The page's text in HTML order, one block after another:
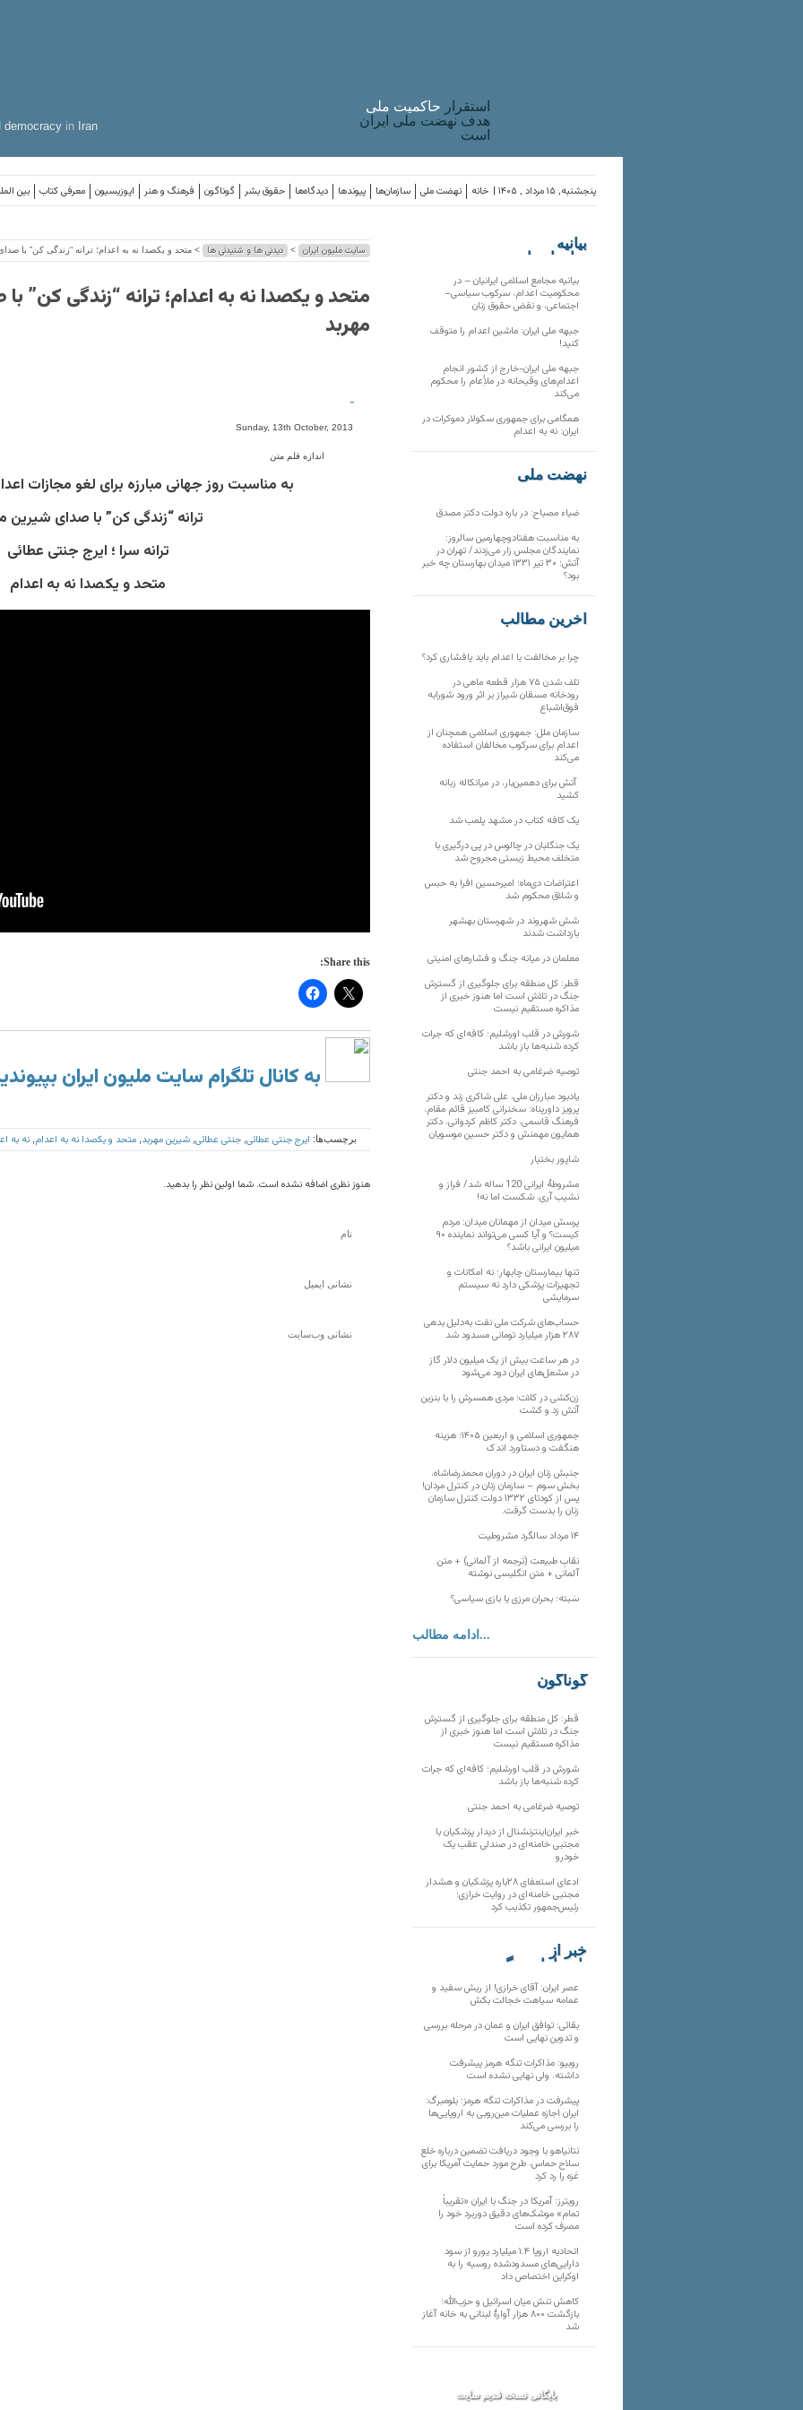
democracy in Iran
استقرار حاکميت ملی
هدف نهضت ملی ایران
است
بین معرفی کتاب اپوزیسیون فرهنگ و هنر گوناگون حقوق بشر دیدگاه‌ها پیوندها سازمان‌ها نهضت ملی خانه پنجشنبه, ۱۵ مرداد , ۱۴۰۵ |
سایت ملیون ایران > دیدنی ها و شنیدنی ها > متحد و یکصدا نه به اعدام؛ ترانه “زندگی کن” با
متحد و یکصدا نه به اعدام؛ ترانه “زندگی کن”
مهربد
-
Sunday, 13th October, 2013
اندازه قلم متن
به مناسبت روز جهانی مبارزه برای لغو مجازات اعدام 10 اکتبر ( 18
ترانه “زندگی کن” با صدای شیرین
ترانه سرا ؛ ایرج جنتی عطائی
متحد و یکصدا نه به اعدام
Share this:
به کانال تلگرام سایت ملیون ایران
برچسب‌ها: ایرج جنتی عطائی جنتی عطائی شیرین مهربد متحد و یکصدا نه به اعدام نه به
هنوز نظری اضافه نشده است. شما اولین نظر را بدهید.
بیانیه
سازمان‌های
بیانیه مجامع اسلامی ایرانیان – در
محکومیت اعدام، سرکوب سیاسی–
اجتماعی، و نقض حقوق زنان
جبهه ملی ایران: ماشین اعدام را متوقف
کنید!
جبهه ملی ایران-خارج از کشور انجام
اعدام‌های وقیحانه در ملأِعام را محکوم
می‌کند
همگامی برای جمهوری سکولار دموکرات در
ایران: نه به اعدام
نهضت ملی
ضیاء مصباح: در باره دولت دکتر مصدق
به مناسبت هفتادوچهارمین سالروز:
نمایندگان مجلس زار می‌زدند/ تهران در
آتش؛ ۳۰ تیر ۱۳۳۱ میدان بهارستان چه خبر
بود؟
آخرین مطالب
چرا بر مخالفت با اعدام باید پافشاری کرد؟
تلف شدن ۷۵ هزار قطعه ماهی در
رودخانه مسقان شیراز بر اثر ورود شورابه
فوق‌اشباع
سازمان ملل: جمهوری اسلامی همچنان از
اعدام برای سرکوب مخالفان استفاده
می‌کند
آتش برای دهمین‌بار، در میانکاله زبانه
کشید
یک کافه کتاب در مشهد پلمب شد
یک جنگلبان در چالوس در پی درگیری با
متخلف محیط زیستی مجروح شد
اعتراضات دی‌ماه؛ امیرحسین افرا به حبس
و شلاق محکوم شد
شش شهروند در شهرستان بهشهر
بازداشت شدند
معلمان در میانه جنگ و فشارهای امنیتی
قطر: کل منطقه برای جلوگیری از گسترش
جنگ در تلاش است اما هنوز خبری از
مذاکره مستقیم نیست
شورش در قلب اورشلیم؛ کافه‌ای که جرات
کرده شنبه‌ها باز باشد
توصیه ضرغامی به احمد جنتی
یادبود مبارزان ملی، علی شاکری زند و دکتر
پرویز داورپناه: سخنرانی کامبیز قائم مقام،
فرهنگ قاسمی، دکتر کاظم کردوانی، دکتر
همایون مهمنش و دکتر حسین موسویان
شاپور بختیار
مشروطۀ ایرانی 120 ساله شد/ فراز و
نشیب آری، شکست اما نه!
پرسش میدان از مهمانان میدان: مردم
کیست؟ و آیا کسی می‌تواند نماینده ۹۰
میلیون ایرانی باشد؟
تنها بیمارستان چابهار؛ نه امکانات و
تجهیزات پزشکی دارد نه سیستم
سرمایشی
حساب‌های شرکت ملی نفت به‌دلیل بدهی
۲۸۷ هزار میلیارد تومانی مسدود شد
در هر ساعت بیش از یک میلیون دلار گاز
در مشعل‌های ایران دود می‌شود
زن‌کشی در کلات؛ مردی همسرش را با بنزین
آتش زد و کشت
جمهوری اسلامی و اربعین ۱۴۰۵؛ هزینه
هنگفت و دستاورد اندک
جنبش زنان ایران در دوران محمدرضاشاه،
بخش سوم – سازمان زنان در کنترل مردان!
پس از کودتای ۱۳۳۲ دولت کنترل سازمان
زنان را بدست گرفت.
۱۴ مرداد سالگرد مشروطیت
نقابِ طبیعت (ترجمه از آلمانی) + متن
آلمانی + متن انگلیسی نوشته
سَبته؛ بحران مرزی یا بازی سیاسی؟
ادامه مطالب...
گوناگون
قطر: کل منطقه برای جلوگیری از گسترش
جنگ در تلاش است اما هنوز خبری از
مذاکره مستقیم نیست
شورش در قلب اورشلیم؛ کافه‌ای که جرات
کرده شنبه‌ها باز باشد
توصیه ضرغامی به احمد جنتی
خبر ایران‌اینترنشنال از دیدار پزشکیان با
مجتبی خامنه‌ای در صندلی عقب یک
خودرو
ادعای استعفای ۲۸باره پزشکیان و هشدار
مجتبی خامنه‌ای در روایت خرازی؛
رئیس‌جمهور تکذیب کرد
خبر از
تارنماهای دیگر
عصر ایران: آقای خرازی! از ریش سفید و
عمامه سیاهت خجالت بکش
بقائی: توافق ایران و عمان در مرحله بررسی
و تدوین نهایی است
روبیو: مذاکرات تنگه هرمز پیشرفت
داشته، ولی نهایی نشده است
پیشرفت در مذاکرات تنگه هرمز؛ بلومبرگ:
ایران اجازه عملیات مین‌روبی به اروپایی‌ها
را بررسی می‌کند
نتانیاهو با وجود دریافت تضمین درباره خلع
سلاح حماس، طرح مورد حمایت آمریکا برای
غزه را رد کرد
رویترز: آمریکا در جنگ با ایران «تقریباً
تمام» موشک‌های دقیق دوربرد خود را
مصرف کرده است
اتحادیه اروپا ۱.۴ میلیارد یورو از سود
دارایی‌های مسدودشده روسیه را به
اوکراین ‏اختصاص داد
کاهش تنش میان اسرائیل و حزب‌الله؛
بازگشت ۸۰۰ هزار آوارۀ لبنانی به خانه‌ آغاز
شد
بایگانی نسخه قدیم سایت